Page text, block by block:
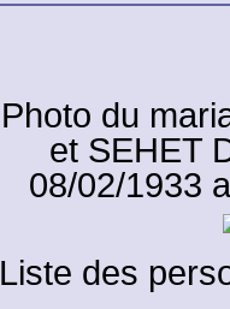
Photo du
et SEHET
08/02/1933
Liste des